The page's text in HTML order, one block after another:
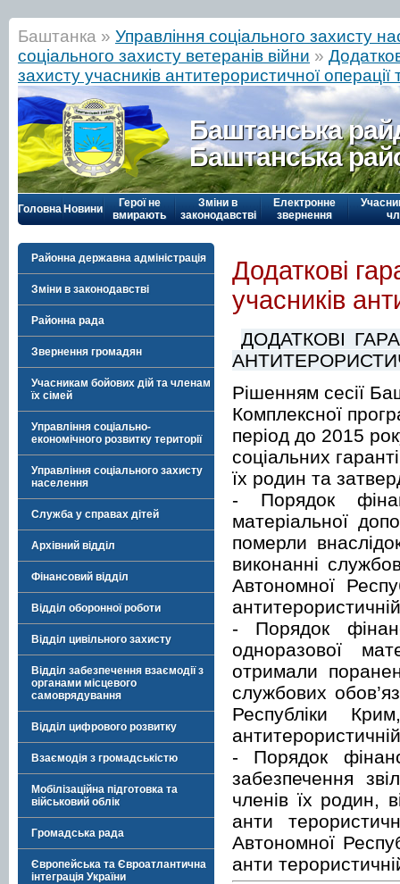
Баштанка » Управління соціального захисту
соціального захисту ветеранів війни »
захисту учасників антитерористичної операції
Баштанська
Баштанська
Головна Новини
Герої не
вмирають
Зміни в
законодавстві
Електронне
звернення
Районна державна адміністрація
Зміни в законодавстві
Районна рада
Звернення громадян
Учасникам бойових дій та членам
їх сімей
Управління соціально-
економічного розвитку території
Управління соціального захисту
населення
Служба у справах дітей
Архівний відділ
Фінансовий відділ
Відділ оборонної роботи
Відділ цивільного захисту
Відділ забезпечення взаємодії з
органами місцевого
самоврядування
Відділ цифрового розвитку
Взаємодія з громадськістю
Мобілізаційна підготовка та
військовий облік
Громадська рада
Європейська та Євроатлантична
інтеграція України
Додаткові
учасників
ДОДАТКОВІ
Рішенням сесії
Комплексної
період до 2015
соціальних
їх родин та
- Порядок
матеріальної
померли
виконанні
Автономної
- Порядок
одноразової
отримали
службових
Республіки
- Порядок
забезпечення
членів їх родин,
анти
Автономної
анти